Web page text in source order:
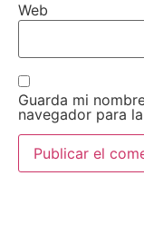
Web
Guarda mi
navegador para